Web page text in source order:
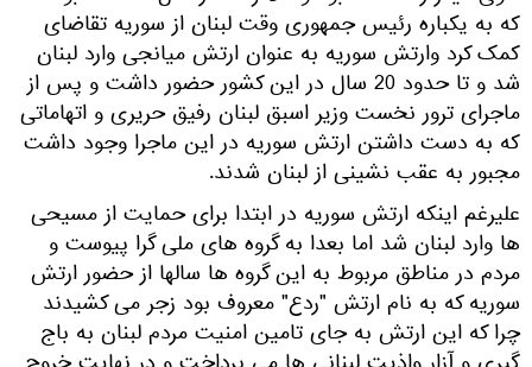
که به یکباره رئیس جمهوری وقت لبنان از سوریه تقاضای
کمک کرد وارتش سوریه به عنوان ارتش میانجی وارد لبنان
شد و تا حدود 20 سال در این کشور حضور داشت و پس از
ماجرای ترور نخست وزیر اسبق لبنان رفیق حریری و اتهاماتی
که به دست داشتن ارتش سوریه در این ماجرا وجود داشت
مجبور به عقب نشینی از لبنان شدند.
علیرغم اینکه ارتش سوریه در ابتدا برای حمایت از مسیحی
ها وارد لبنان شد اما بعدا به گروه های ملی گرا پیوست و
مردم در مناطق مربوط به این گروه ها سالها از حضور ارتش
سوریه که به نام ارتش "ردع" معروف بود زجر می کشیدند
چرا که این ارتش به جای تامین امنیت مردم لبنان به باج